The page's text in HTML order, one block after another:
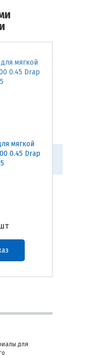
мягкой
0.45 Drap
для